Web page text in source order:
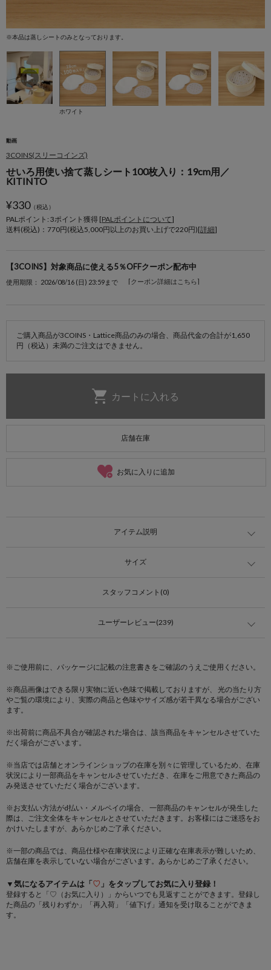
※本品は蒸しシートのみとなっております。
ホワイト
動画
3COINS(スリーコインズ)
せいろ用使い捨て蒸しシート100枚入り：19cm用／
KITINTO
¥330（税込）
PALポイント: 3ポイント獲得 [PALポイントについて]
送料(税込)：770円(税込5,000円以上のお買い上げで220円)[詳細]
【3COINS】対象商品に使える5％OFFクーポン配布中
使用期限： 2026/08/16 (日) 23:59まで [クーポン詳細はこちら]
ご購入商品が3COINS・Lattice商品のみの場合、商品代金の合計が1,650
円（税込）未満のご注文はできません。
店舗在庫
お気に入りに追加
アイテム説明
サイズ
スタッフコメント(0)
ユーザーレビュー(239)
※ご使用前に、パッケージに記載の注意書きをご確認のうえご使用ください。
※商品画像はできる限り実物に近い色味で掲載しておりますが、 光の当たり方
やご覧の環境により、実際の商品と色味やサイズ感が若干異なる場合がござい
ます。
※出荷前に商品不具合が確認された場合は、該当商品をキャンセルさせていた
だく場合がございます。
※当店では店舗とオンラインショップの在庫を別々に管理しているため、在庫
状況により一部商品をキャンセルさせていただき、在庫をご用意できた商品の
み発送させていただく場合がございます。
※お支払い方法がd払い・メルペイの場合、 一部商品のキャンセルが発生した
際は、ご注文全体をキャンセルとさせていただきます。お客様にはご迷惑をお
かけいたしますが、あらかじめご了承ください。
※一部の商品では、商品仕様や在庫状況により正確な在庫表示が難しいため、
店舗在庫を表示していない場合がございます。あらかじめご了承ください。
▼気になるアイテムは「♡ 」をタップしてお気に入り登録！
登録すると「♡（お気に入り）」からいつでも見返すことができます。登録し
た商品の「残りわずか」「再入荷」「値下げ」通知を受け取ることができま
す。